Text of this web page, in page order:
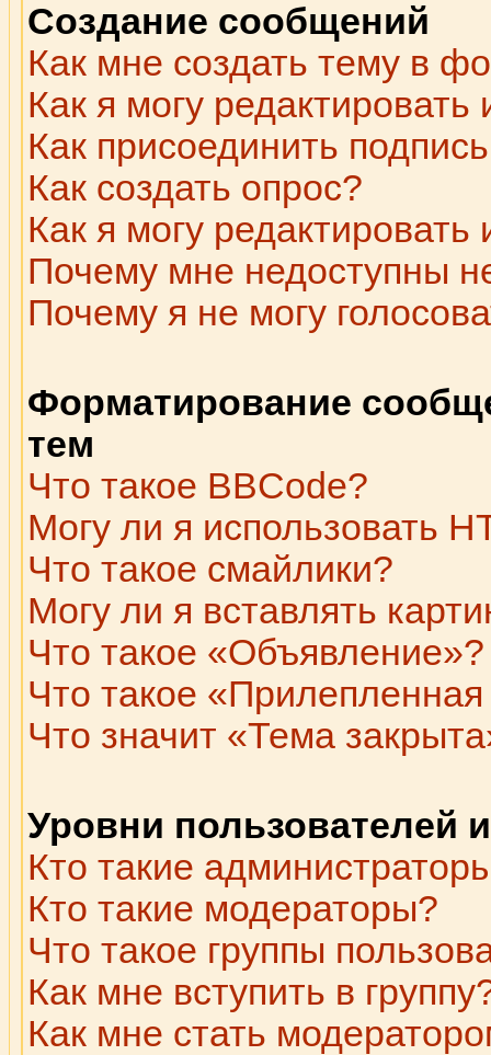
Создание сообщений
Как мне создать тему в
Как я могу
Как присоединить
Как создать опрос?
Как я могу
Почему мне недоступны
Почему я не могу
Форматирование
тем
Что такое BBCode?
Могу ли я использовать
Что такое смайлики?
Могу ли я вставлять
Что такое «Объявление»?
Что такое
Что значит «Тема
Уровни пользователей
Кто такие
Кто такие модераторы?
Что такое группы
Как мне вступить в
Как мне стать